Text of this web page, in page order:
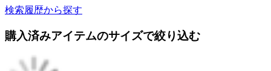
検索履歴から探す
購入済みアイテムのサイズで絞り込む